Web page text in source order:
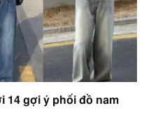
14 gợi ý phối đồ nam